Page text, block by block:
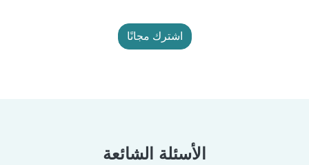
اشترك مجانًا
الأسئلة الشائعة